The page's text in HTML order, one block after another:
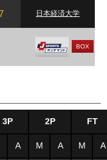
日本経済大学
BOX
3P 2P FT
A M A M A